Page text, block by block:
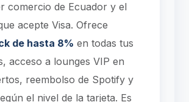
comercio de Ecuador y el
acepte Visa. Ofrece
de hasta 8% en todas tus
acceso a lounges VIP en
reembolso de Spotify y
el nivel de la tarjeta. Es